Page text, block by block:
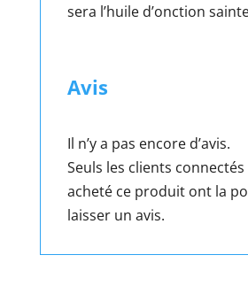
sera l’huile d’onction
Avis
Il n’y a pas encore d’avis.
Seuls les clients
acheté ce produit ont la
laisser un avis.